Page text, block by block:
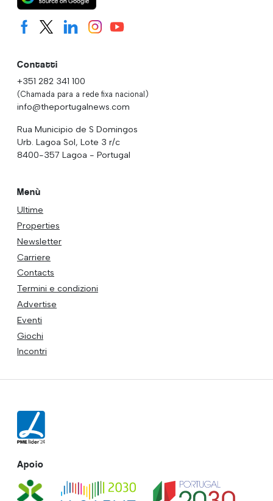
Contatti
+351 282 341 100
(Chamada para a rede fixa nacional)
info@theportugalnews.com
Rua Municipio de S Domingos
Urb. Lagoa Sol, Lote 3 r/c
8400-357 Lagoa - Portugal
Menù
Ultime
Properties
Newsletter
Carriere
Contacts
Termini e condizioni
Advertise
Eventi
Giochi
Incontri
Apoio